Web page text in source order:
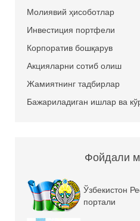
Молиявий ҳисоботлар
Инвестиция портфели
Корпоратив бошқарув
Акцияларни сотиб олиш
Жамиятнинг тадбирлар
Бажариладиган ишлар ва
Фойдали
Ўзбекистон
портали